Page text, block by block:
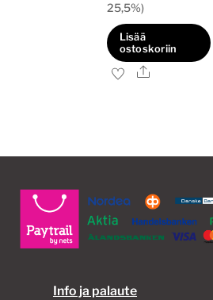
25,5%)
Lisää
ostoskoriin
Ale
Info ja palaute